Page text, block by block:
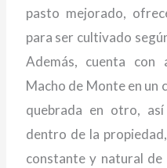
pasto mejorado,
para ser cultivado
Además, cuenta con
Macho de Monte en un
quebrada en otro,
dentro de la
constante y natural